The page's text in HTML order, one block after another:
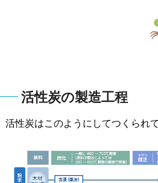
活性炭の製造工程
活性炭はこのようにしてつくられて